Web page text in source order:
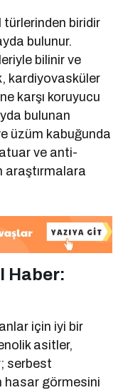
türlerinden biridir
bulunur.
bilinir ve
kardiyovasküler
karşı koruyucu
bulunan
üzüm kabuğunda
ve anti-
araştırmalara
Haber:
için iyi bir
asitler,
serbest
hasar görmesini